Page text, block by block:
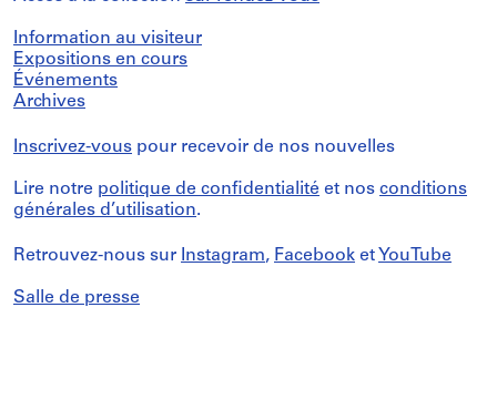
Information au visiteur
Expositions en cours
Événements
Archives
Inscrivez-vous pour recevoir de nos nouvelles
Lire notre politique de confidentialité et nos conditions
générales d’utilisation.
Retrouvez-nous sur Instagram, Facebook et YouTube
Salle de presse